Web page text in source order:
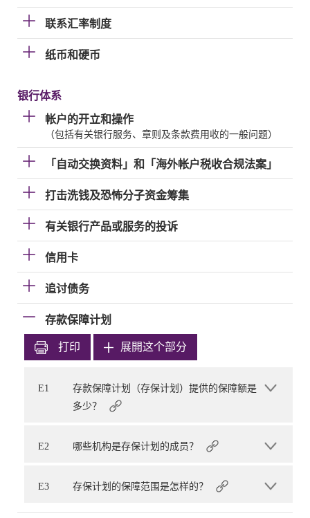
联系汇率制度
纸币和硬币
银行体系
帐户的开立和操作
（包括有关银行服务、章则及条款费用收的一般问题）
「自动交换资料」和「海外帐户税收合规法案」
打击洗钱及恐怖分子资金筹集
有关银行产品或服务的投诉
信用卡
追讨债务
存款保障计划
打印 展開这个部分
E1
存款保障计划（存保计划）提供的保障额是
多少？
E2 哪些机构是存保计划的成员？
E3 存保计划的保障范围是怎样的？